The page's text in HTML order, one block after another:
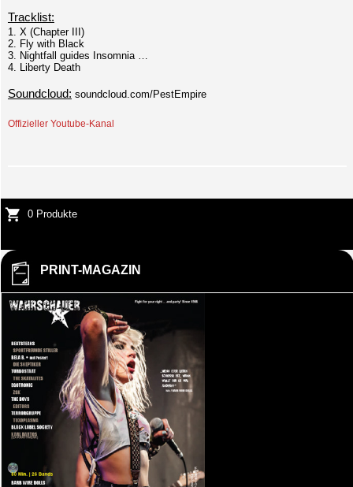
Tracklist:
1. X (Chapter III)
2. Fly with Black
3. Nightfall guides Insomnia …
4. Liberty Death
Soundcloud: soundcloud.com/PestEmpire
Offizieller Youtube-Kanal
0 Produkte
PRINT-MAGAZIN